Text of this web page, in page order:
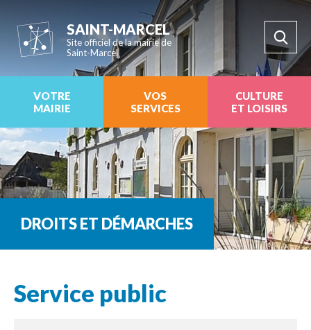
SAINT-MARCEL
Site officiel de la mairie de
Saint-Marcel
VOTRE
MAIRIE
VOS
SERVICES
CULTURE
ET LOISIRS
DROITS ET DÉMARCHES
Service public